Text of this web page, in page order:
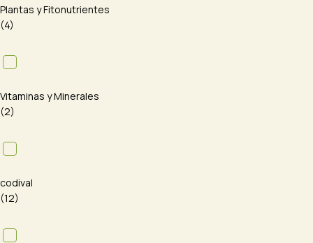
Plantas y Fitonutrientes
(4)
Vitaminas y Minerales
(2)
codival
(12)